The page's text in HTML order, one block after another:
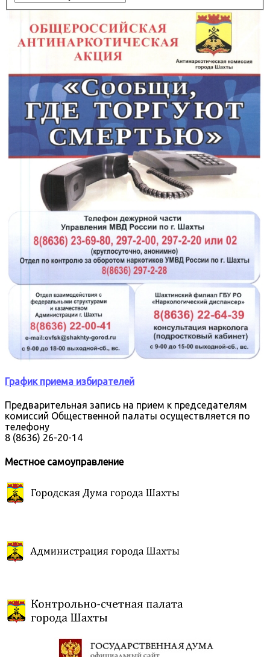
График приема избирателей
Предварительная запись на прием к председателям
комиссий Общественной палаты осуществляется по
телефону
8 (8636) 26-20-14
Местное самоуправление